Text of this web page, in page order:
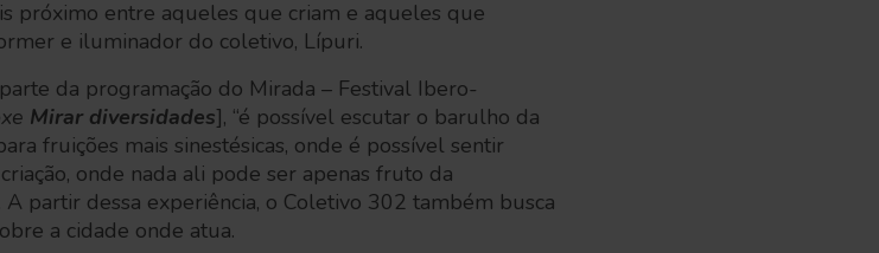
próximo entre aqueles que criam e aqueles que
e iluminador do coletivo, Lípuri.
da programação do Mirada – Festival Ibero-
Mirar diversidades], “é possível escutar o barulho da
fruições mais sinestésicas, onde é possível sentir
onde nada ali pode ser apenas fruto da
A partir dessa experiência, o Coletivo 302 também busca
a cidade onde atua.